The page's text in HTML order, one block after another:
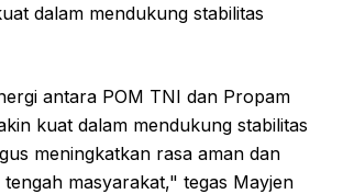
dalam mendukung stabilitas
antara POM TNI dan Propam
kuat dalam mendukung stabilitas
meningkatkan rasa aman dan
masyarakat," tegas Mayjen